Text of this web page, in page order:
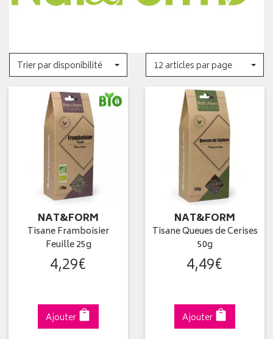
Trier par disponibilité 12 articles par page
NAT&FORM
Tisane Framboisier
Feuille 25g
4,29€
Ajouter
NAT&FORM
Tisane Queues de Cerises
50g
4,49€
Ajouter